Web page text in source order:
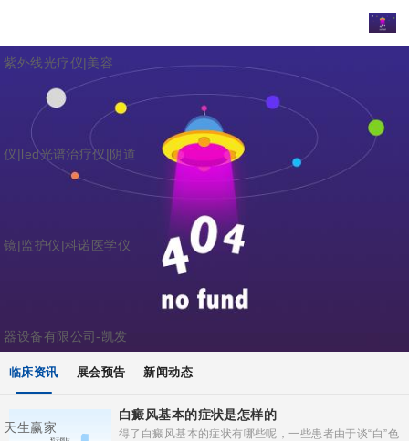
紫外线光疗仪|美容
仪|led光谱治疗仪|阴道
镜|监护仪|科诺医学仪
器设备有限公司-凯发
天生赢家
临床资讯 展会预告 新闻动态
白癜风基本的症状是怎样的
得了白癜风基本的症状有哪些呢，一些患者由于谈“白”色